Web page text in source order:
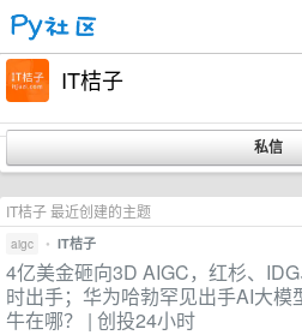
IT桔子
IT桔子 最近创建的主题
aigc • IT桔子
4亿美金砸向3D AIGC，红杉、
时出手；华为哈勃罕见出手AI大模
牛在哪？ | 创投24小时